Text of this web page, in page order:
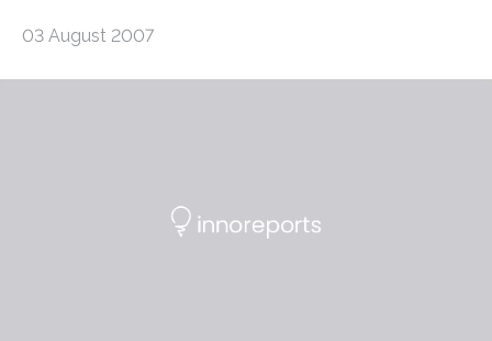
03 August 2007